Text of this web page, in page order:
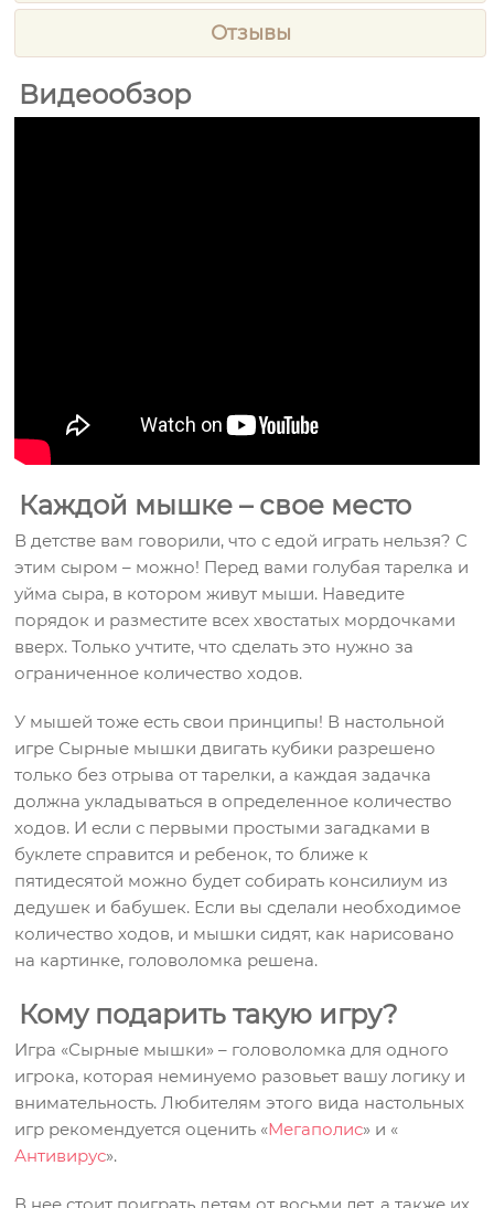
Отзывы
Видеообзор
Каждой мышке – свое место
В детстве вам говорили, что с едой играть нельзя? С
этим сыром – можно! Перед вами голубая тарелка и
уйма сыра, в котором живут мыши. Наведите
порядок и разместите всех хвостатых мордочками
вверх. Только учтите, что сделать это нужно за
ограниченное количество ходов.
У мышей тоже есть свои принципы! В настольной
игре Сырные мышки двигать кубики разрешено
только без отрыва от тарелки, а каждая задачка
должна укладываться в определенное количество
ходов. И если с первыми простыми загадками в
буклете справится и ребенок, то ближе к
пятидесятой можно будет собирать консилиум из
дедушек и бабушек. Если вы сделали необходимое
количество ходов, и мышки сидят, как нарисовано
на картинке, головоломка решена.
Кому подарить такую игру?
Игра «Сырные мышки» – головоломка для одного
игрока, которая неминуемо разовьет вашу логику и
внимательность. Любителям этого вида настольных
игр рекомендуется оценить «Мегаполис» и «
Антивирус».